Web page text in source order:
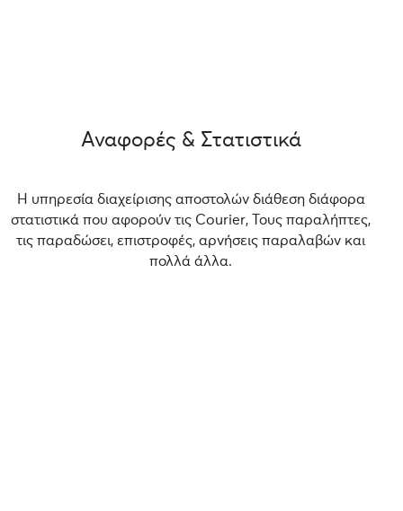
Αναφορές & Στατιστικά
Η υπηρεσία διαχείρισης αποστολών διάθεση διάφορα
στατιστικά που αφορούν τις Courier, Τους παραλήπτες,
τις παραδώσει, επιστροφές, αρνήσεις παραλαβών και
πολλά άλλα.